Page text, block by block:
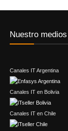
Nuestro
Canales IT Argentina
Canales IT en Bolivia
Canales IT en Chile